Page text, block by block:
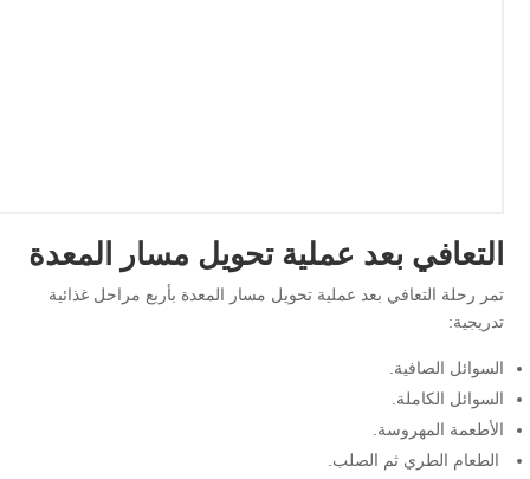
التعافي بعد عملية تحويل مسار المعدة
تمر رحلة التعافي بعد عملية تحويل مسار المعدة بأربع مراحل غذائية
تدريجية:
السوائل الصافية.
السوائل الكاملة.
الأطعمة المهروسة.
الطعام الطري ثم الصلب.